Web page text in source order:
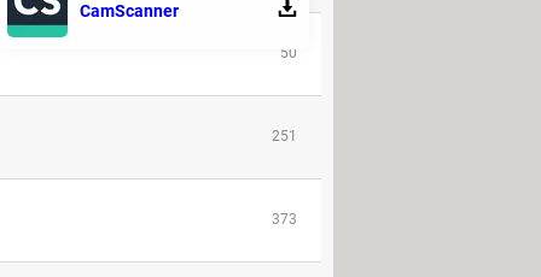
50
251
373
CamScanner